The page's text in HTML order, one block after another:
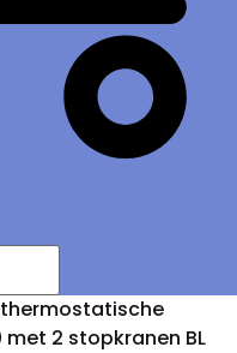
2 stopkranen BL